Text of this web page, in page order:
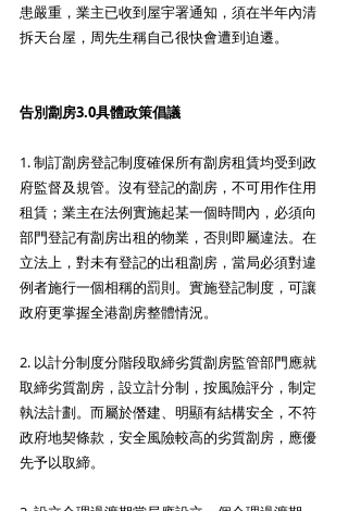
患嚴重，業主已收到屋宇署通知，須在半年內清
拆天台屋，周先生稱自己很快會遭到迫遷。
告別劏房3.0具體政策倡議
1. 制訂劏房登記制度確保所有劏房租賃均受到政
府監督及規管。沒有登記的劏房，不可用作住用
租賃；業主在法例實施起某一個時間內，必須向
部門登記有劏房出租的物業，否則即屬違法。在
立法上，對未有登記的出租劏房，當局必須對違
例者施行一個相稱的罰則。實施登記制度，可讓
政府更掌握全港劏房整體情況。
2. 以計分制度分階段取締劣質劏房監管部門應就
取締劣質劏房，設立計分制，按風險評分，制定
執法計劃。而屬於僭建、明顯有結構安全，不符
政府地契條款，安全風險較高的劣質劏房，應優
先予以取締。